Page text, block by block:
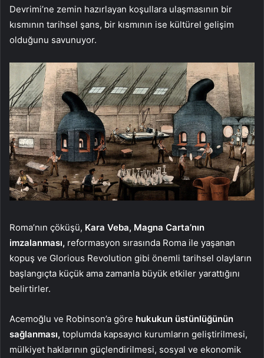
Devrimi’ne zemin hazırlayan koşullara ulaşmasının bir
kısmının tarihsel şans, bir kısmının ise kültürel gelişim
olduğunu savunuyor.
Roma’nın çöküşü, Kara Veba, Magna Carta’nın
imzalanması, reformasyon sırasında Roma ile yaşanan
kopuş ve Glorious Revolution gibi önemli tarihsel olayların
başlangıçta küçük ama zamanla büyük etkiler yarattığını
belirtirler.
Acemoğlu ve Robinson’a göre hukukun üstünlüğünün
sağlanması, toplumda kapsayıcı kurumların geliştirilmesi,
mülkiyet haklarının güçlendirilmesi, sosyal ve ekonomik